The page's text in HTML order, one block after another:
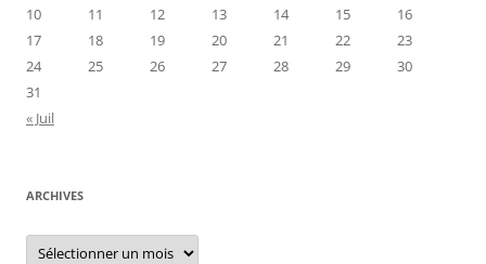
10
11 12 13 14 15
16
17
18 19 20 21 22
23
24
25 26 27 28 29
30
31
« Juil
ARCHIVES
Archives